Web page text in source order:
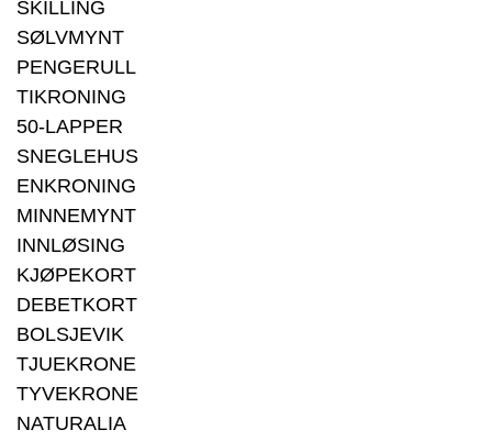
SKILLING
SØLVMYNT
PENGERULL
TIKRONING
50-LAPPER
SNEGLEHUS
ENKRONING
MINNEMYNT
INNLØSING
KJØPEKORT
DEBETKORT
BOLSJEVIK
TJUEKRONE
TYVEKRONE
NATURALIA